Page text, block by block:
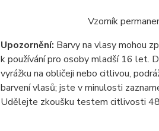
Vzorník
Upozornění: Barvy na vlasy mohou
k používání pro osoby mladší 16 let.
vyrážku na obličeji nebo citlivou,
barvení vlasů; jste v minulosti
Udělejte zkoušku testem citlivosti